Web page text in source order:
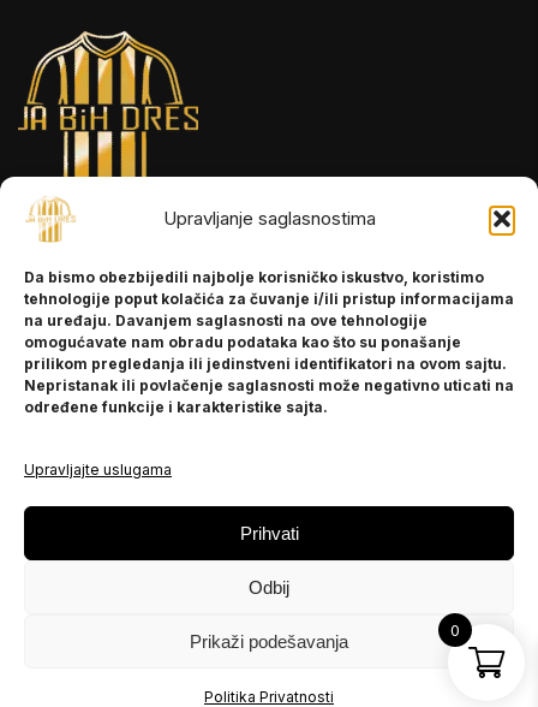
Upravljanje saglasnostima
Da bismo obezbijedili najbolje korisničko iskustvo, koristimo
tehnologije poput kolačića za čuvanje i/ili pristup informacijama
na uređaju. Davanjem saglasnosti na ove tehnologije
omogućavate nam obradu podataka kao što su ponašanje
prilikom pregledanja ili jedinstveni identifikatori na ovom sajtu.
Nepristanak ili povlačenje saglasnosti može negativno uticati na
određene funkcije i karakteristike sajta.
Upravljajte uslugama
Prihvati
Odbij
Prikaži podešavanja
Politika Privatnosti
INFORMACIJE
O nama
Kontakt
POMOĆ
Politika privatnosti
PRATITE NAS
Instagram
0